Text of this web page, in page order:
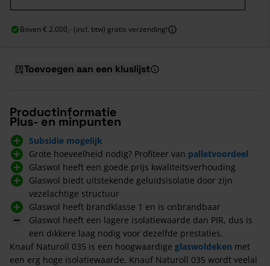
Boven € 2.000,- (incl. btw) gratis verzending!
Toevoegen aan een kluslijst
Productinformatie
Plus- en minpunten
Subsidie mogelijk
Grote hoeveelheid nodig? Profiteer van palletvoordeel
Glaswol heeft een goede prijs kwaliteitsverhouding
Glaswol biedt uitstekende geluidsisolatie door zijn
vezelachtige structuur
Glaswol heeft brandklasse 1 en is onbrandbaar
Glaswol heeft een lagere isolatiewaarde dan PIR, dus is
een dikkere laag nodig voor dezelfde prestaties.
Knauf Naturoll 035 is een hoogwaardige glaswoldeken met
een erg hoge isolatiewaarde. Knauf Naturoll 035 wordt veelal